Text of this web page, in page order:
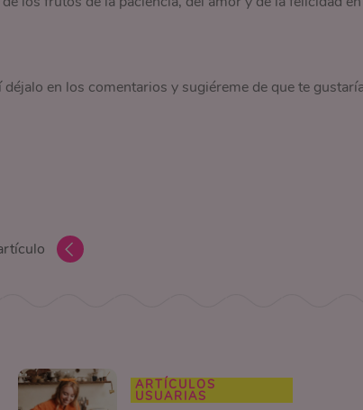
en los comentarios y sugiéreme de que te
ARTÍCULOS
USUARIAS